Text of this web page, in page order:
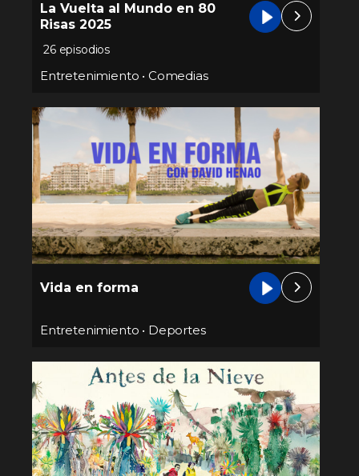
La Vuelta al Mundo en 80
Risas 2025
26 episodios
Entretenimiento • Comedias
Vida en forma
Entretenimiento • Deportes